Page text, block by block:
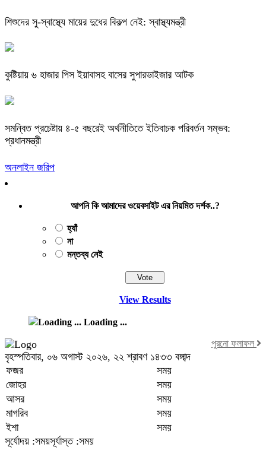
শিশুদের সু-স্বাস্থ্যে মায়ের দুধের বিকল্প নেই: স্বাস্থ্যমন্ত্রী
কুষ্টিয়ায় ৬ হাজার পিস ইয়াবাসহ বাসের সুপারভাইজার আটক
সমন্বিত প্রচেষ্টায় ৪-৫ বছরেই অর্থনীতিতে ইতিবাচক পরিবর্তন সম্ভব:
প্রধানমন্ত্রী
অনলাইন জরিপ
আপনি কি আমাদের ওয়েবসাইট এর নিয়মিত দর্শক..?
হ্যাঁ
না
মন্তব্য নেই
View Results
Loading ...
পুরনো ফলাফল
বৃহস্পতিবার, ০৬ অগাস্ট ২০২৬, ২২ শ্রাবণ ১৪৩৩ বঙ্গাব্দ
ফজর
সময়
জোহর
সময়
আসর
সময়
মাগরিব
সময়
ইশা
সময়
সূর্যোদয় :সময়সূর্যাস্ত :সময়